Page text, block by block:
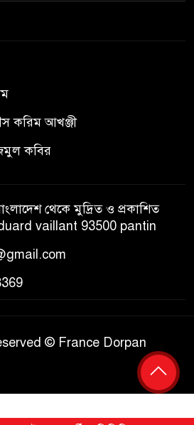
করিম আখঞ্জী
কবির
থেকে মুদ্রিত ও প্রকাশিত
vaillant 93500 pantin
© France Dorpan